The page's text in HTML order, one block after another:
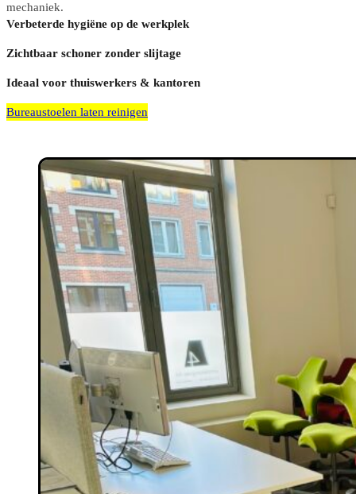
mechaniek.
Verbeterde hygiëne op de werkplek
Zichtbaar schoner zonder slijtage
Ideaal voor thuiswerkers & kantoren
Bureaustoelen laten reinigen